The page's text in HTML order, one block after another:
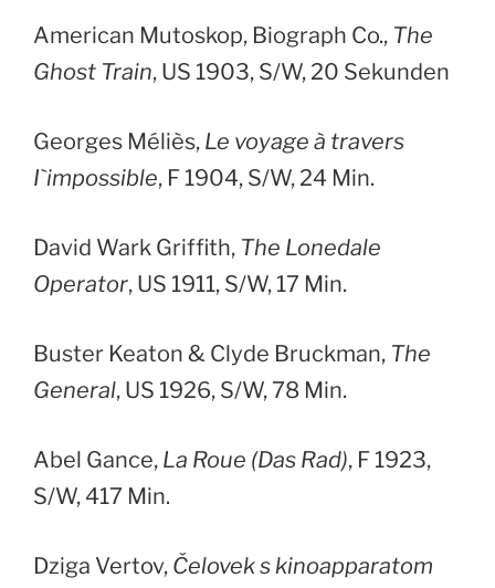
American Mutoskop, Biograph Co., The
Ghost Train, US 1903, S/W, 20 Sekunden
Georges Méliès, Le voyage à travers
I`impossible, F 1904, S/W, 24 Min.
David Wark Griffith, The Lonedale
Operator, US 1911, S/W, 17 Min.
Buster Keaton & Clyde Bruckman, The
General, US 1926, S/W, 78 Min.
Abel Gance, La Roue (Das Rad), F 1923,
S/W, 417 Min.
Dziga Vertov, Čelovek s kinoapparatom